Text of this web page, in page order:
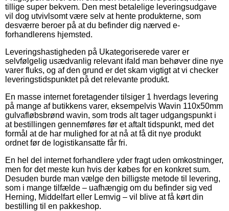
tillige super bekvem. Den mest betalelige leveringsudgave
vil dog utvivlsomt være selv at hente produkterne, som
desværre beroer på at du befinder dig nærved e-
forhandlerens hjemsted.
Leveringshastigheden på Ukategoriserede varer er
selvfølgelig usædvanlig relevant ifald man behøver dine nye
varer fluks, og af den grund er det skam vigtigt at vi checker
leveringstidspunktet på det relevante produkt.
En masse internet foretagender tilsiger 1 hverdags levering
på mange af butikkens varer, eksempelvis Wavin 110x50mm
gulvafløbsbrønd wavin, som trods alt tager udgangspunkt i
at bestillingen gennemføres før et aftalt tidspunkt, med det
formål at de har mulighed for at nå at få dit nye produkt
ordnet før de logistikansatte får fri.
En hel del internet forhandlere yder fragt uden omkostninger,
men for det meste kun hvis der købes for en konkret sum.
Desuden burde man vælge den billigste metode til levering,
som i mange tilfælde – uafhængig om du befinder sig ved
Herning, Middelfart eller Lemvig – vil blive at få kørt din
bestilling til en pakkeshop.